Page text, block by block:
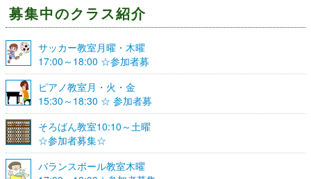
募集中のクラス紹介
サッカー教室月曜・木曜
17:00～18:00 ☆参加者募
集☆
ピアノ教室月・火・金
15:30～18:30 ☆ 参加者募
集☆
そろばん教室10:10～土曜
☆参加者募集☆
バランスボール教室木曜